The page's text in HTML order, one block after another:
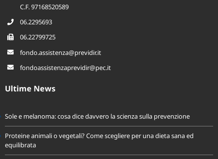
00155 Roma
Sole e melanoma: cosa dice davvero la scienza sulla prevenzione
Proteine animali o vegetali? Come scegliere per una dieta sana ed
equilibrata